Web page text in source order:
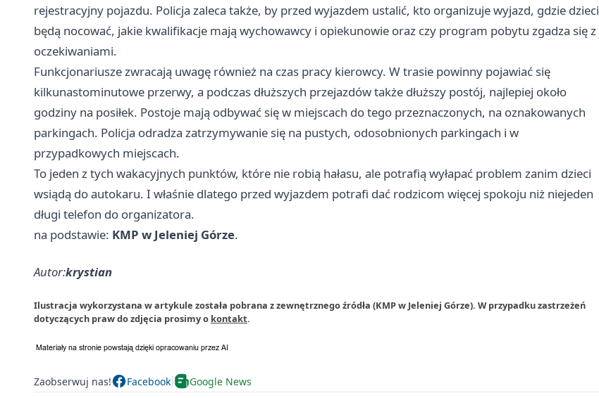
rejestracyjny pojazdu. Policja zaleca także, by przed wyjazdem ustalić, kto organizuje wyjazd, gdzie dzieci
będą nocować, jakie kwalifikacje mają wychowawcy i opiekunowie oraz czy program pobytu zgadza się z
oczekiwaniami.
Funkcjonariusze zwracają uwagę również na czas pracy kierowcy. W trasie powinny pojawiać się
kilkunastominutowe przerwy, a podczas dłuższych przejazdów także dłuższy postój, najlepiej około
godziny na posiłek. Postoje mają odbywać się w miejscach do tego przeznaczonych, na oznakowanych
parkingach. Policja odradza zatrzymywanie się na pustych, odosobnionych parkingach i w
przypadkowych miejscach.
To jeden z tych wakacyjnych punktów, które nie robią hałasu, ale potrafią wyłapać problem zanim dzieci
wsiądą do autokaru. I właśnie dlatego przed wyjazdem potrafi dać rodzicom więcej spokoju niż niejeden
długi telefon do organizatora.
na podstawie: KMP w Jeleniej Górze.
Autor:krystian
Ilustracja wykorzystana w artykule została pobrana z zewnętrznego źródła (KMP w Jeleniej Górze). W przypadku zastrzeżeń
dotyczących praw do zdjęcia prosimy o kontakt.
Zaobserwuj nas! Facebook Google News